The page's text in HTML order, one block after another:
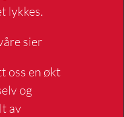
lykkes.
sier
oss en økt
og
av